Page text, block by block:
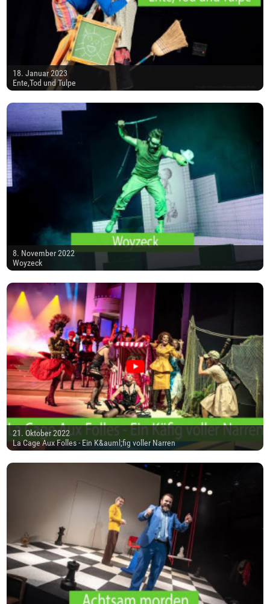
18. Januar 2023
Ente,Tod und Tulpe
8. November 2022
Woyzeck
21. Oktober 2022
La Cage Aux Folles - Ein K&auml;fig voller Narren